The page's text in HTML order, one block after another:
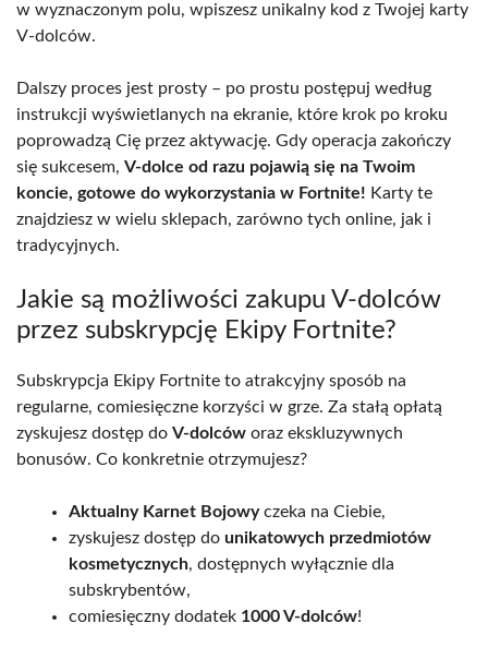
w wyznaczonym polu, wpiszesz unikalny kod z Twojej karty
V-dolców.
Dalszy proces jest prosty – po prostu postępuj według
instrukcji wyświetlanych na ekranie, które krok po kroku
poprowadzą Cię przez aktywację. Gdy operacja zakończy
się sukcesem, V-dolce od razu pojawią się na Twoim
koncie, gotowe do wykorzystania w Fortnite! Karty te
znajdziesz w wielu sklepach, zarówno tych online, jak i
tradycyjnych.
Jakie są możliwości zakupu V-dolców
przez subskrypcję Ekipy Fortnite?
Subskrypcja Ekipy Fortnite to atrakcyjny sposób na
regularne, comiesięczne korzyści w grze. Za stałą opłatą
zyskujesz dostęp do V-dolców oraz ekskluzywnych
bonusów. Co konkretnie otrzymujesz?
Aktualny Karnet Bojowyczeka na Ciebie,
zyskujesz dostęp do unikatowych przedmiotów
kosmetycznych, dostępnych wyłącznie dla
subskrybentów,
comiesięczny dodatek 1000 V-dolców!